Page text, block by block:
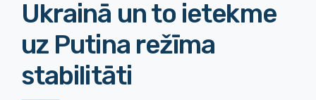
Ukrainā un to ietekme
uz Putina režīma
stabilitāti